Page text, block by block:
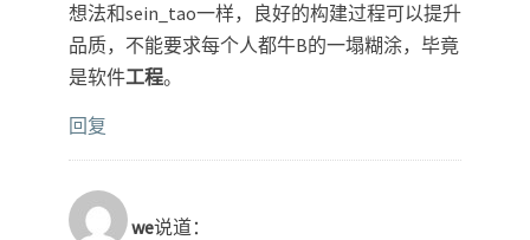
想法和sein_tao一样，良好的构建过程可以提升
品质，不能要求每个人都牛B的一塌糊涂，毕竟
是软件工程。
回复
we说道：